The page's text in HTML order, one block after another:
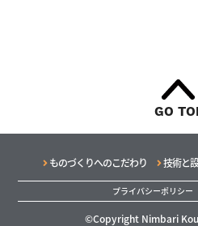
GO
ものづくりへのこだわり 技術と
プライバシーポリシー
©Copyright Nimbari